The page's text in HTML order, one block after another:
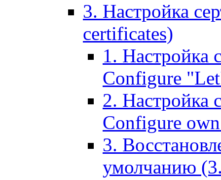
3. Настройка
certificates)
1. Настройка
Configure
2. Настройка
Configure
3.
умолчанию